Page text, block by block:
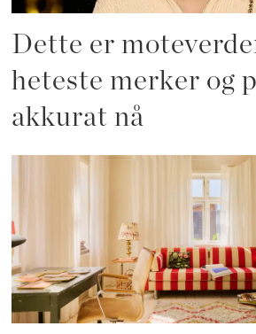
Dette er
heteste merker og
akkurat nå